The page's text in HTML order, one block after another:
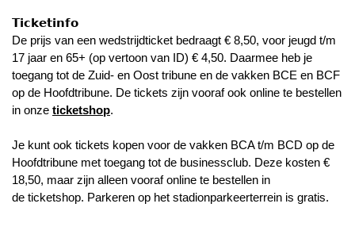
𝗧𝗶𝗰𝗸𝗲𝘁𝗶𝗻𝗳𝗼
De prijs van een wedstrijdticket bedraagt € 8,50, voor jeugd t/m
17 jaar en 65+ (op vertoon van ID) € 4,50. Daarmee heb je
toegang tot de Zuid- en Oost tribune en de vakken BCE en BCF
op de Hoofdtribune. De tickets zijn vooraf ook online te bestellen
in onze ticketshop.
Je kunt ook tickets kopen voor de vakken BCA t/m BCD op de
Hoofdtribune met toegang tot de businessclub. Deze kosten €
18,50, maar zijn alleen vooraf online te bestellen in
de ticketshop. Parkeren op het stadionparkeerterrein is gratis.